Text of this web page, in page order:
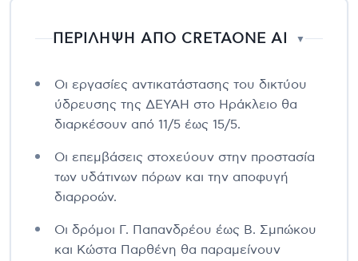
ΠΕΡΙΛΗΨΗ ΑΠΟ CRETAONE AI ▼
Οι εργασίες αντικατάστασης του δικτύου
ύδρευσης της ΔΕΥΑΗ στο Ηράκλειο θα
διαρκέσουν από 11/5 έως 15/5.
Οι επεμβάσεις στοχεύουν στην προστασία
των υδάτινων πόρων και την αποφυγή
διαρροών.
Οι δρόμοι Γ. Παπανδρέου έως Β. Σμπώκου
και Κώστα Παρθένη θα παραμείνουν